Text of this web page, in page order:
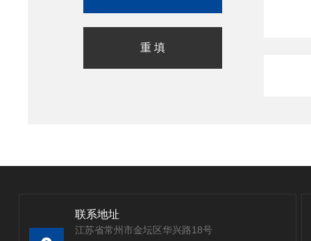
联系地址
江苏省常州市金坛区华兴路18号